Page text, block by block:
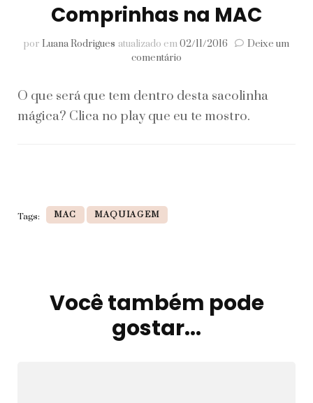
Comprinhas na MAC
por Luana Rodrigues atualizado em02/11/2016
Deixe um
comentário
MAC
O que será que tem dentro desta sacolinha
mágica? Clica no play que eu te mostro.
Tags: MAC MAQUIAGEM
NavegaçãoVocê também pode
gostar...